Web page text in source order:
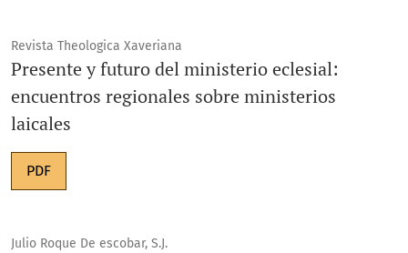
Revista Theologica Xaveriana
Presente y futuro del ministerio eclesial:
encuentros regionales sobre ministerios
laicales
PDF
Julio Roque De escobar, S.J.